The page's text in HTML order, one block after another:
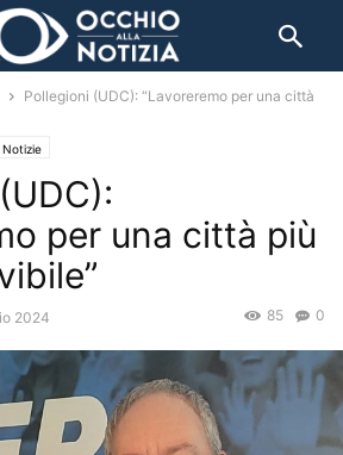
Pollegioni (UDC): “Lavoreremo per una città
per una città più
2024 0
85